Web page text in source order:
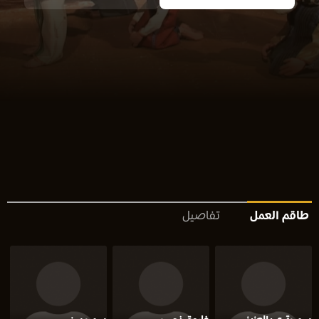
طاقم العمل تفاصيل